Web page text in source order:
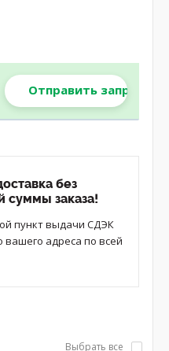
Отправить запрос
без
суммы заказа!
пункт выдачи СДЭК
вашего адреса по всей
Выбрать все